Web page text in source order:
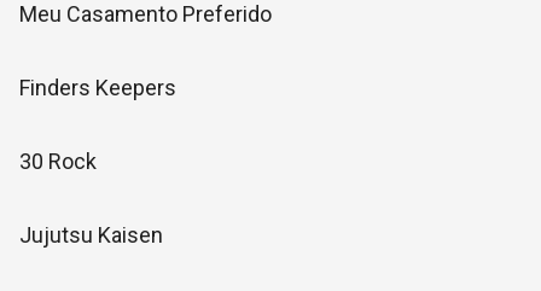
Meu Casamento Preferido
Finders Keepers
30 Rock
Jujutsu Kaisen